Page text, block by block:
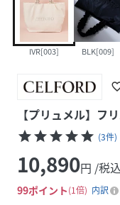
IVR[003] BLK[009]
【プリュメル】フ
starstarstarstarstar (3件)
10,890円 /税込
99ポイント 1倍
内訳